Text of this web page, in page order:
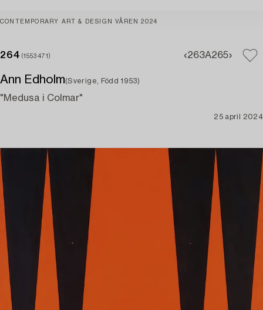
CONTEMPORARY ART & DESIGN VÅREN 2024
264 (1553471) 263A265
Ann Edholm(Sverige, Född 1953)
"Medusa i Colmar"
25 april 2024